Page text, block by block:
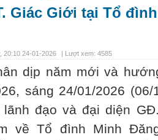
Giác Giới tại Tổ
20:10 24-01-2026 | Lượt xem: 4585
dịp năm mới và
sáng 24/01/2026
lãnh đạo và đại diện
về Tổ đình Minh